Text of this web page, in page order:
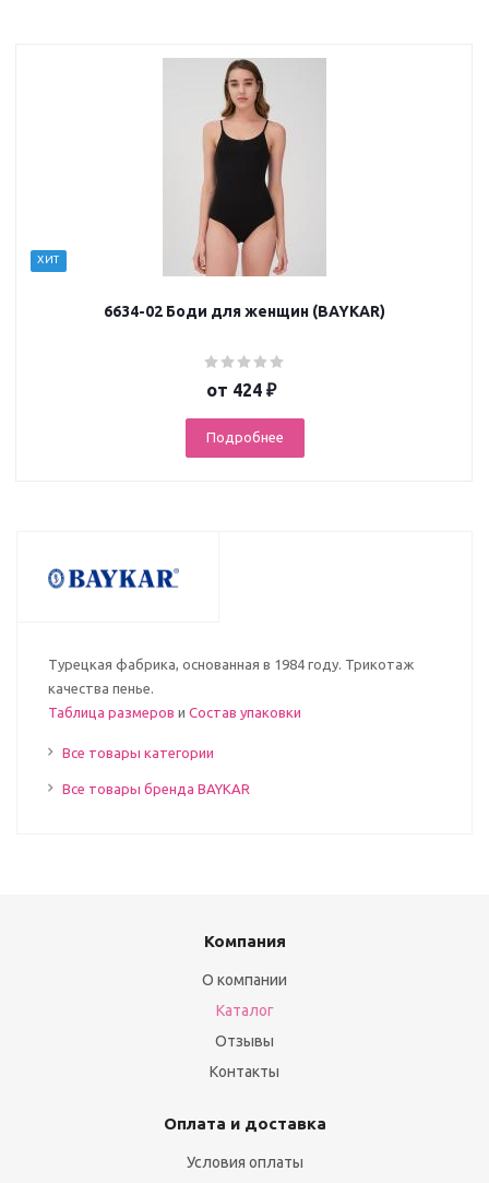
ХИТ
6634-02 Боди для женщин (BAYKAR)
от 424 ₽
Подробнее
Турецкая фабрика, основанная в 1984 году. Трикотаж
качества пенье.
Таблица размеров и Состав упаковки
Все товары категории
Все товары бренда BAYKAR
Компания
О компании
Каталог
Отзывы
Контакты
Оплата и доставка
Условия оплаты